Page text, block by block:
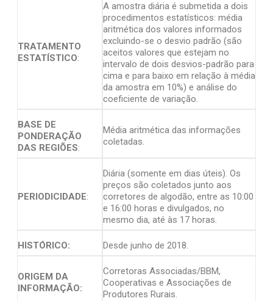
TRATAMENTO
ESTATÍSTICO:
A amostra diária é submetida a dois
procedimentos estatísticos: média
aritmética dos valores informados
excluindo-se o desvio padrão (são
aceitos valores que estejam no
intervalo de dois desvios-padrão para
cima e para baixo em relação à média
da amostra em 10%) e análise do
coeficiente de variação.
BASE DE
PONDERAÇÃO
DAS REGIÕES:
Média aritmética das informações
coletadas.
PERIODICIDADE:
Diária (somente em dias úteis). Os
preços são coletados junto aos
corretores de algodão, entre as 10:00
e 16:00 horas e divulgados, no
mesmo dia, até às 17 horas.
HISTÓRICO: Desde junho de 2018.
ORIGEM DA
INFORMAÇÃO:
Corretoras Associadas/BBM,
Cooperativas e Associações de
Produtores Rurais.